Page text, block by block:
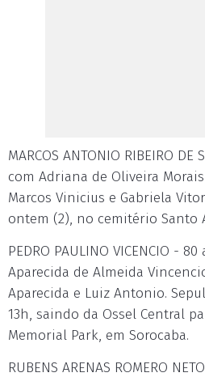
MARCOS ANTONIO RIBEIRO
com Adriana de Oliveira
Marcos Vinicius e Gabriela
ontem (2), no cemitério Santo
PEDRO PAULINO VICENCIO -
Aparecida de Almeida
Aparecida e Luiz Antonio.
13h, saindo da Ossel Central
Memorial Park, em Sorocaba.
RUBENS ARENAS ROMERO